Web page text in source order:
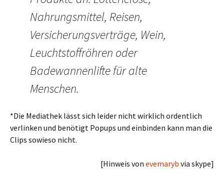
Nahrungsmittel, Reisen,
Versicherungsverträge, Wein,
Leuchtstoffröhren oder
Badewannenlifte für alte
Menschen.
*Die Mediathek lässt sich leider nicht wirklich ordentlich
verlinken und benötigt Popups und einbinden kann man die
Clips sowieso nicht.
[Hinweis von evemaryb via skype]